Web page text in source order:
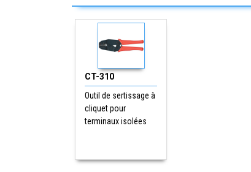
CT-310
Outil de sertissage à
cliquet pour
terminaux isolées